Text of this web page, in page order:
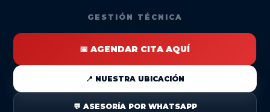
GESTIÓN TÉCNICA
📅 AGENDAR CITA AQUÍ
📍 NUESTRA UBICACIÓN
💬 ASESORÍA POR WHATSAPP